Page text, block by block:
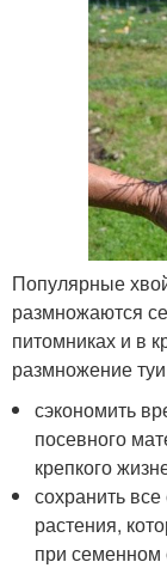
Популярные
размножаются
питомниках и в
размножение
сэкономить
посевного
крепкого
сохранить
растения,
при семенном